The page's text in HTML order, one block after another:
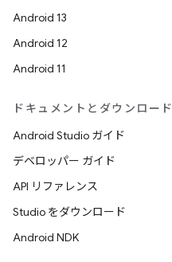
Android 13
Android 12
Android 11
ドキュメントとダウンロード
Android Studio ガイド
デベロッパー ガイド
API リファレンス
Studio をダウンロード
Android NDK